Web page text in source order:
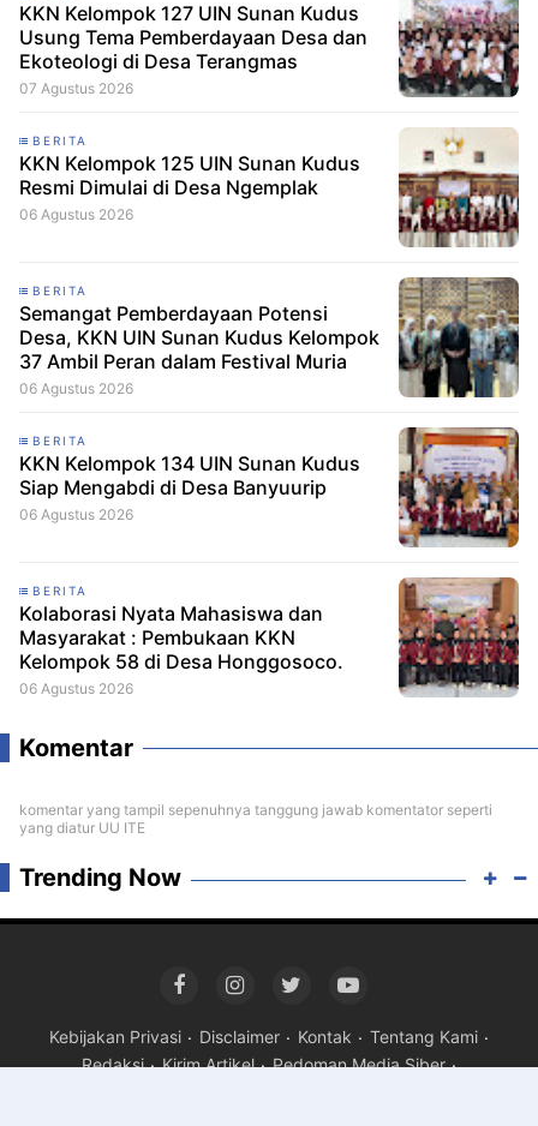
KKN Kelompok 127 UIN Sunan Kudus
Usung Tema Pemberdayaan Desa dan
Ekoteologi di Desa Terangmas
07 Agustus 2026
BERITA
KKN Kelompok 125 UIN Sunan Kudus
Resmi Dimulai di Desa Ngemplak
06 Agustus 2026
BERITA
Semangat Pemberdayaan Potensi
Desa, KKN UIN Sunan Kudus Kelompok
37 Ambil Peran dalam Festival Muria
06 Agustus 2026
BERITA
KKN Kelompok 134 UIN Sunan Kudus
Siap Mengabdi di Desa Banyuurip
06 Agustus 2026
BERITA
Kolaborasi Nyata Mahasiswa dan
Masyarakat : Pembukaan KKN
Kelompok 58 di Desa Honggosoco.
06 Agustus 2026
Komentar
komentar yang tampil sepenuhnya tanggung jawab komentator seperti
yang diatur UU ITE
Trending Now
Kebijakan Privasi Disclaimer Kontak
Tentang Kami
Redaksi
Kirim Artikel Pedoman Media Siber